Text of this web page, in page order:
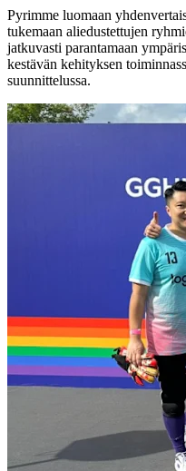
Pyrimme luomaan
tukemaan aliedustettujen
jatkuvasti parantamaan
kestävän kehityksen
suunnittelussa.